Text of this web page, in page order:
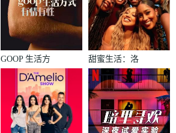
GOOP 生活方
式：有情有性
第一季
甜蜜生活：洛
杉矶第二季